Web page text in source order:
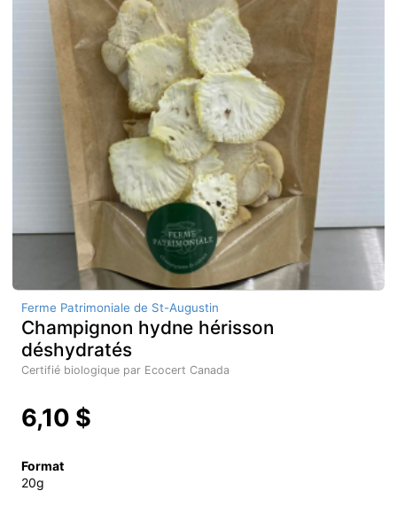
Ferme Patrimoniale de St-Augustin
Champignon hydne hérisson
déshydratés
Certifié biologique par Ecocert Canada
6,10 $
Format
20g